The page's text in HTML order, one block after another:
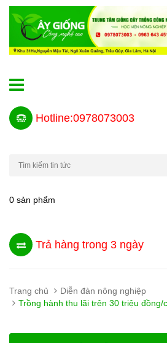
Hotline:0978073003
0 sản phẩm
Trả hàng trong 3 ngày
Trang chủ
Diễn đàn nông nghiệp
Trồng hành thu lãi trên 30 triệu đồng/